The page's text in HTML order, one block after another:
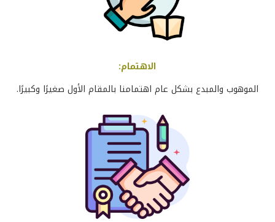
الاهتمام:
الموهوب والمبدع بشكل عام اهتمامنا بالمقام الأول صغيرًا وكبيرًا.